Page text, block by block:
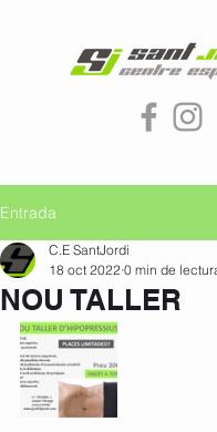
Entrada
NOU TALLER
C.E SantJordi
18 oct 2022 0 min de